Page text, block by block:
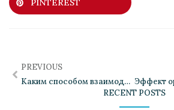
PINTEREST
PREVIOUS
Каким способом взаимодействующие компоненты увеличивают вовлеченность
RECENT POSTS